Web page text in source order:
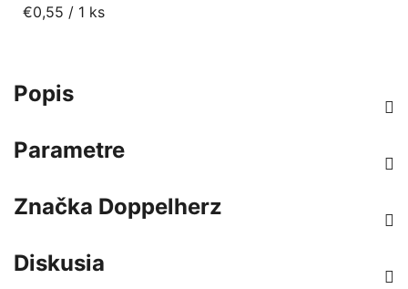
Jednotková cena:
€0,55 / 1 ks
Popis
Parametre
Značka Doppelherz
Diskusia